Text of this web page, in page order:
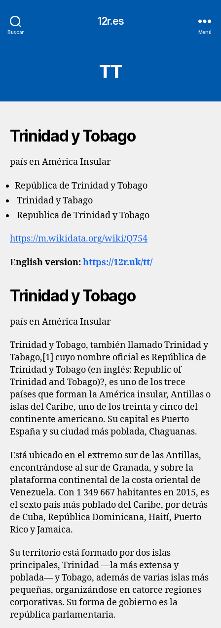
Buscar
12r.es
Menú
TT
Trinidad y Tobago
país en América Insular
República de Trinidad y Tobago
Trinidad y Tabago
Republica de Trinidad y Tobago
https://m.wikidata.org/wiki/Q754
English version:https://12r.uk/tt/
Trinidad y Tobago
país en América Insular
Trinidad y Tobago, también llamado Trinidad y
Tabago,[1]​ cuyo nombre oficial es República de
Trinidad y Tobago (en inglés: Republic of
Trinidad and Tobago)?, es uno de los trece
países que forman la América insular, Antillas o
islas del Caribe, uno de los treinta y cinco del
continente americano. Su capital es Puerto
España y su ciudad más poblada, Chaguanas.
Está ubicado en el extremo sur de las Antillas,
encontrándose al sur de Granada, y sobre la
plataforma continental de la costa oriental de
Venezuela. Con 1 349 667 habitantes en 2015, es
el sexto país más poblado del Caribe, por detrás
de Cuba, República Dominicana, Haití, Puerto
Rico y Jamaica.
Su territorio está formado por dos islas
principales, Trinidad —la más extensa y
poblada— y Tobago, además de varias islas más
pequeñas, organizándose en catorce regiones
corporativas. Su forma de gobierno es la
república parlamentaria.